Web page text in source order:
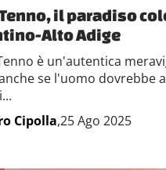
il paradiso
Alto Adige
è un'autentica
se l'uomo dovrebbe
Cipolla,25 Ago 2025